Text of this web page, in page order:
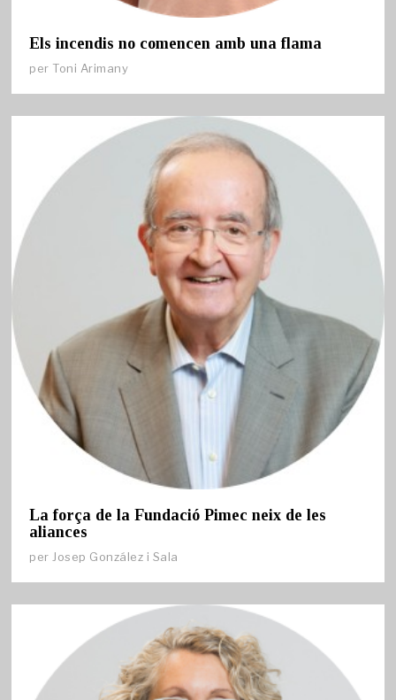
Els incendis no comencen amb una flama
per Toni Arimany
La força de la Fundació Pimec neix de les
aliances
per Josep González i Sala